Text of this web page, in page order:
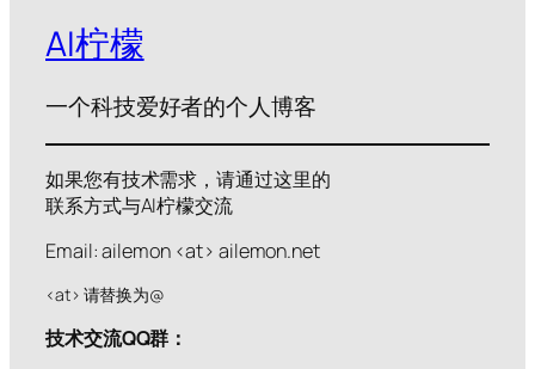
AI柠檬
一个科技爱好者的个人博客
如果您有技术需求，请通过这里的
联系方式与AI柠檬交流
Email: ailemon <at> ailemon.net
<at> 请替换为@
技术交流QQ群：